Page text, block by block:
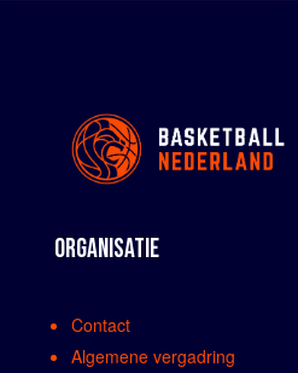
ORGANISATIE
Contact
Algemene vergadring